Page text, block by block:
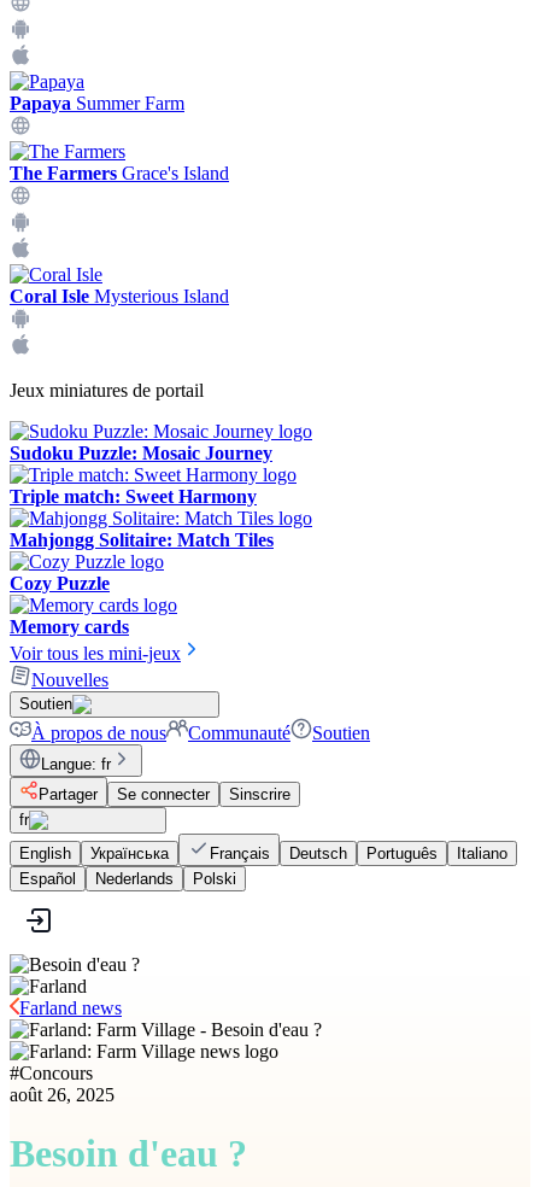
Papaya Summer Farm
The Farmers Grace's Island
Coral Isle Mysterious Island
Jeux miniatures de portail
Sudoku Puzzle: Mosaic Journey
Triple match: Sweet Harmony
Mahjongg Solitaire: Match Tiles
Cozy Puzzle
Memory cards
Voir tous les mini-jeux
Nouvelles
Soutien
À propos de nous Communauté Soutien
Langue: fr
Partager
Se connecter
Sinscrire
fr
English
Українська Français Deutsch Português
Italiano
Español
Nederlands Polski
Farland news
#Concours
août 26, 2025
Besoin d'eau ?